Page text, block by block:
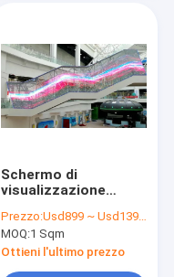
Schermo di
visualizzazione
negozio SMD1921
1000x500mm parete
di vetro di /M2 di
32789 punti video
Prezzo:Usd899 ~ Usd1399 / Sqm ( price is negotiable )
MOQ:1 Sqm
Ottieni l'ultimo prezzo